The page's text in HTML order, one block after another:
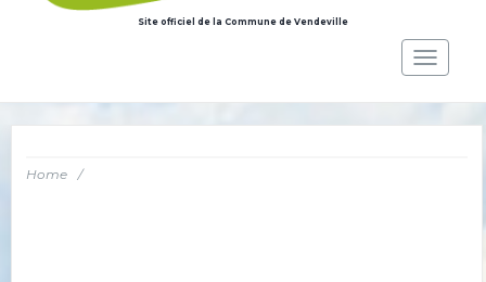
Site officiel de la Commune de Vendeville
Toggle
Home /